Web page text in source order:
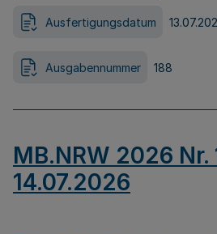
Ausfertigungsdatum
Ausgabennummer 188
MB.NRW 2026 Nr.
14.07.2026